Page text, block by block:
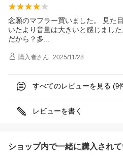
念願のマフラー買いました。 見た
いたより音量は大きいと感じまし
だから？ 多
購入者さん 2025/11/28
すべてのレビューを見る (9
レビューを書く
ショップ内で一緒に購入され